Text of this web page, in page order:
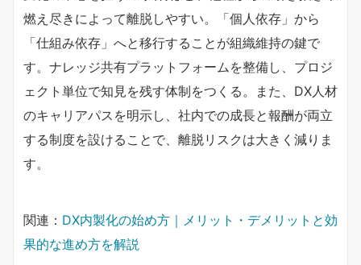
燃え尽きによって離脱しやすい。「個人依存」から
「仕組み依存」へと移行することが組織維持の鍵で
す。ナレッジ共有プラットフォームを整備し、プロジ
ェクト単位で知見を残す体制をつくる。また、DX人材
のキャリアパスを明示し、社内での成長と報酬が両立
する制度を設けることで、離脱リスクは大きく減りま
す。
関連： DX内製化の始め方｜メリット・デメリットと効
果的な進め方を解説